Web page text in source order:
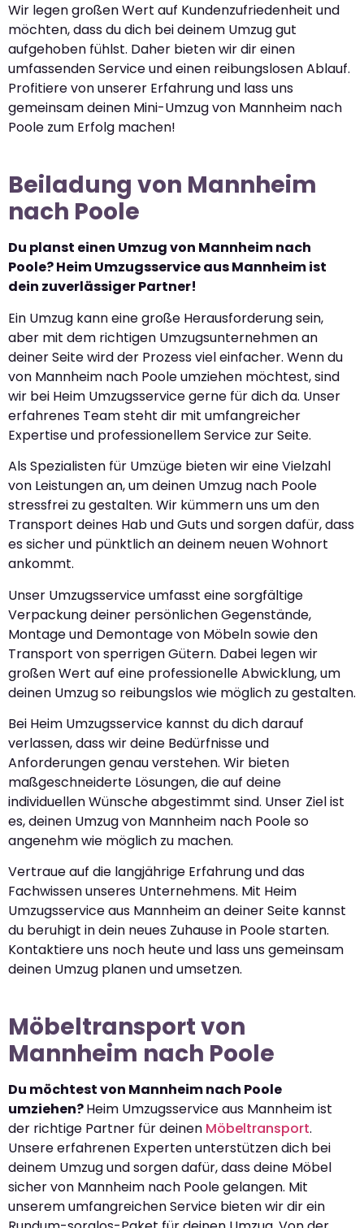
Wir legen großen Wert auf Kundenzufriedenheit und
möchten, dass du dich bei deinem Umzug gut
aufgehoben fühlst. Daher bieten wir dir einen
umfassenden Service und einen reibungslosen Ablauf.
Profitiere von unserer Erfahrung und lass uns
gemeinsam deinen Mini-Umzug von Mannheim nach
Poole zum Erfolg machen!
Beiladung von Mannheim
nach Poole
Du planst einen Umzug von Mannheim nach
Poole? Heim Umzugsservice aus Mannheim ist
dein zuverlässiger Partner!
Ein Umzug kann eine große Herausforderung sein,
aber mit dem richtigen Umzugsunternehmen an
deiner Seite wird der Prozess viel einfacher. Wenn du
von Mannheim nach Poole umziehen möchtest, sind
wir bei Heim Umzugsservice gerne für dich da. Unser
erfahrenes Team steht dir mit umfangreicher
Expertise und professionellem Service zur Seite.
Als Spezialisten für Umzüge bieten wir eine Vielzahl
von Leistungen an, um deinen Umzug nach Poole
stressfrei zu gestalten. Wir kümmern uns um den
Transport deines Hab und Guts und sorgen dafür, dass
es sicher und pünktlich an deinem neuen Wohnort
ankommt.
Unser Umzugsservice umfasst eine sorgfältige
Verpackung deiner persönlichen Gegenstände,
Montage und Demontage von Möbeln sowie den
Transport von sperrigen Gütern. Dabei legen wir
großen Wert auf eine professionelle Abwicklung, um
deinen Umzug so reibungslos wie möglich zu gestalten.
Bei Heim Umzugsservice kannst du dich darauf
verlassen, dass wir deine Bedürfnisse und
Anforderungen genau verstehen. Wir bieten
maßgeschneiderte Lösungen, die auf deine
individuellen Wünsche abgestimmt sind. Unser Ziel ist
es, deinen Umzug von Mannheim nach Poole so
angenehm wie möglich zu machen.
Vertraue auf die langjährige Erfahrung und das
Fachwissen unseres Unternehmens. Mit Heim
Umzugsservice aus Mannheim an deiner Seite kannst
du beruhigt in dein neues Zuhause in Poole starten.
Kontaktiere uns noch heute und lass uns gemeinsam
deinen Umzug planen und umsetzen.
Möbeltransport von
Mannheim nach Poole
Du möchtest von Mannheim nach Poole
umziehen?Heim Umzugsservice aus Mannheim ist
der richtige Partner für deinen Möbeltransport.
Unsere erfahrenen Experten unterstützen dich bei
deinem Umzug und sorgen dafür, dass deine Möbel
sicher von Mannheim nach Poole gelangen. Mit
unserem umfangreichen Service bieten wir dir ein